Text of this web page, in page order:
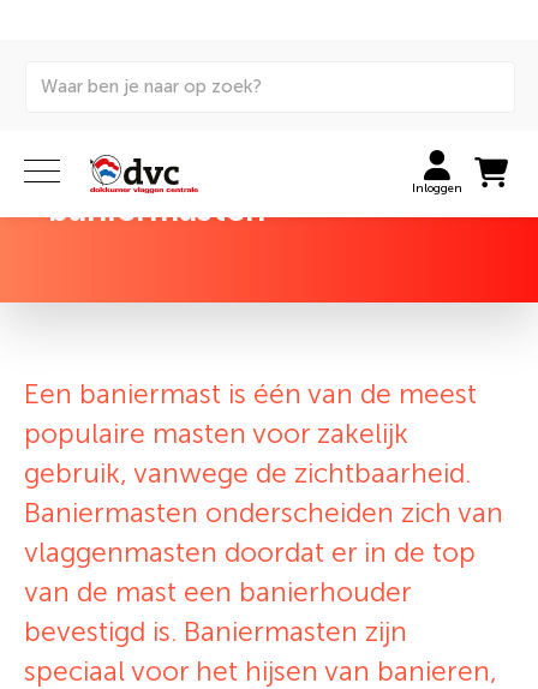
Inloggen
Trek de aandacht met
baniermasten
Een baniermast is één van de meest
populaire masten voor zakelijk
gebruik, vanwege de zichtbaarheid.
Baniermasten onderscheiden zich van
vlaggenmasten doordat er in de top
van de mast een banierhouder
bevestigd is. Baniermasten zijn
speciaal voor het hijsen van banieren,